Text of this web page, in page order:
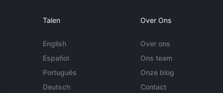
Talen
English
Español
Português
Deutsch
Over Ons
Over ons
Ons team
Onze blog
Contact